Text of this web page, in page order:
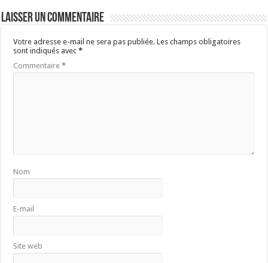
Laisser un commentaire
Votre adresse e-mail ne sera pas publiée. Les champs obligatoires
sont indiqués avec*
Commentaire*
Nom
E-mail
Site web